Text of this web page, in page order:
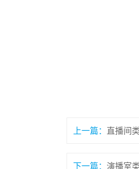
上一篇： 直播间类
下一篇：演播室